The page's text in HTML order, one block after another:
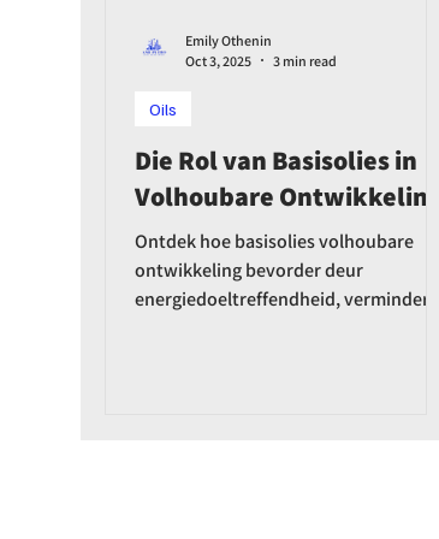
Die Rol van Basisolies in
Volhoubare Ontwikkeling
Ontdek hoe basisolies volhoubare
ontwikkeling bevorder deur
energiedoeltreffendheid, verminderde
Oils
Emily Othenin
Oct 3, 2025
3 min read